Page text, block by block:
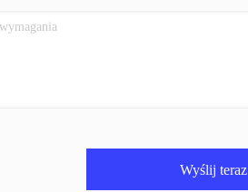
Wyślij teraz